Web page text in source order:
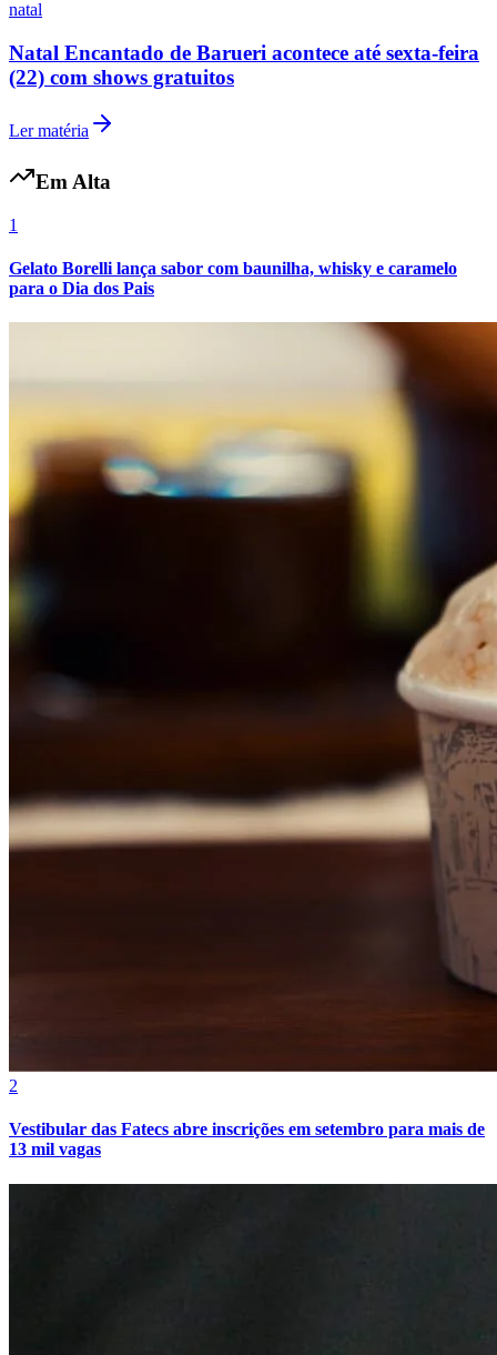
Botafogo
natal
Natal Encantado de Barueri acontece até sexta-feira
(22) com shows gratuitos
Ler matéria
Em Alta
1
Gelato Borelli lança sabor com baunilha, whisky e caramelo
para o Dia dos Pais
2
Vestibular das Fatecs abre inscrições em setembro para mais de
13 mil vagas